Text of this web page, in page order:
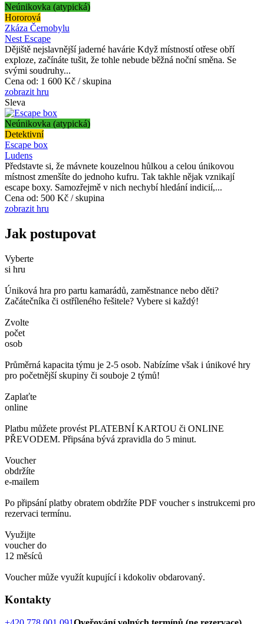
Neúnikovka (atypická)
Hororová
Zkáza Černobylu
Nest Escape
Dějiště nejslavnější jaderné havárie Když místností otřese obří
exploze, začínáte tušit, že tohle nebude běžná noční směna. Se
svými soudruhy...
Cena od: 1 600 Kč / skupina
zobrazit hru
Sleva
Neúnikovka (atypická)
Detektivní
Escape box
Ludens
Představte si, že mávnete kouzelnou hůlkou a celou únikovou
místnost zmenšíte do jednoho kufru. Tak takhle nějak vznikají
escape boxy. Samozřejmě v nich nechybí hledání indicií,...
Cena od: 500 Kč / skupina
zobrazit hru
Jak postupovat
Vyberte
si hru
Úniková hra pro partu kamarádů, zaměstnance nebo děti?
Začátečníka či ostříleného řešitele? Vybere si každý!
Zvolte
počet
osob
Průměrná kapacita týmu je 2-5 osob. Nabízíme však i únikové hry
pro početnější skupiny či souboje 2 týmů!
Zaplaťte
online
Platbu můžete provést PLATEBNÍ KARTOU či ONLINE
PŘEVODEM. Připsána bývá zpravidla do 5 minut.
Voucher
obdržíte
e-mailem
Po připsání platby obratem obdržíte PDF voucher s instrukcemi pro
rezervaci termínu.
Využijte
voucher do
12 měsíců
Voucher může využít kupující i kdokoliv obdarovaný.
Kontakty